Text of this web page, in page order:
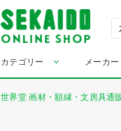
カテゴリー メーカ
世界堂 画材・額縁・文房具通